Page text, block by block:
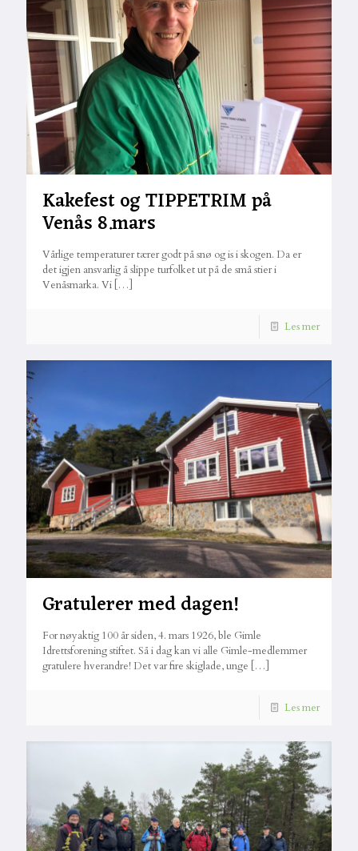
Kakefest og TIPPETRIM på
Venås 8.mars
Vårlige temperaturer tærer godt på snø og is i skogen. Da er
det igjen ansvarlig å slippe turfolket ut på de små stier i
Venåsmarka. Vi […]
Les mer
Gratulerer med dagen!
For nøyaktig 100 år siden, 4. mars 1926, ble Gimle
Idrettsforening stiftet. Så i dag kan vi alle Gimle-medlemmer
gratulere hverandre! Det var fire skiglade, unge […]
Les mer